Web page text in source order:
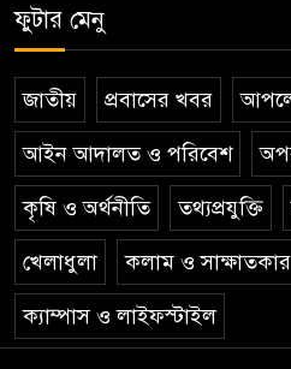
ফুটার মেনু
জাতীয় প্রবাসের খবর
আইন আদালত ও পরিবেশ
কৃষি ও অর্থনীতি তথ্যপ্রযুক্তি
খেলাধুলা কলাম ও সাক্ষাতকার
ক্যাম্পাস ও লাইফস্টাইল